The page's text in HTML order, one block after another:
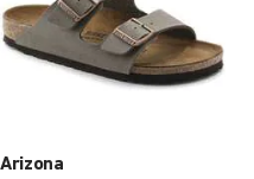
Arizona
werden
die
Produktbilder
aktualisiert.